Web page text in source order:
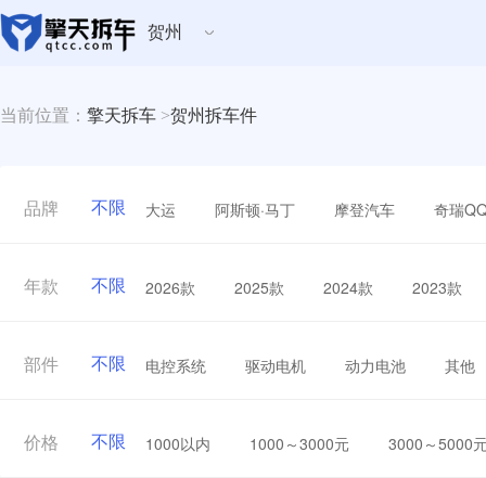
贺州
当前位置： 擎天拆车 >贺州拆车件
品牌 不限 大运 阿斯顿·马丁 摩登汽车 奇瑞
年款 不限 2026款 2025款 2024款 2023款
部件 不限 电控系统 驱动电机 动力电池 其他
价格 不限 1000以内 1000～3000元 3000～5000